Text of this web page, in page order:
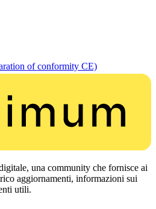
of conformity CE)
una community che fornisce ai
aggiornamenti, informazioni sui
utili.